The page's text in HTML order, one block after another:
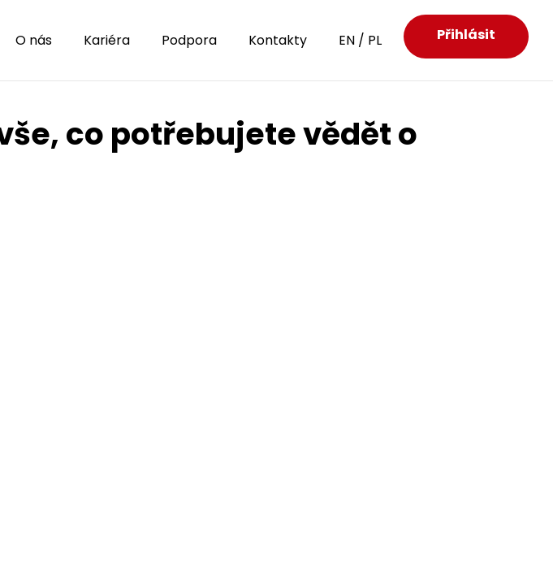
O nás Kariéra Podpora Kontakty EN / PL Přihlásit
co potřebujete vědět o